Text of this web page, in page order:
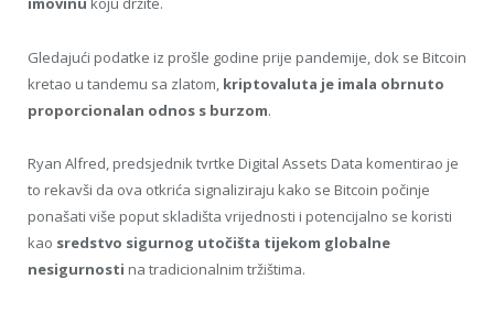
Gledajući podatke iz prošle godine prije pandemije, dok se Bitcoin
kretao u tandemu sa zlatom, kriptovaluta je imala obrnuto
proporcionalan odnos s burzom.
Ryan Alfred, predsjednik tvrtke Digital Assets Data komentirao je
to rekavši da ova otkrića signaliziraju kako se Bitcoin počinje
ponašati više poput skladišta vrijednosti i potencijalno se koristi
kao sredstvo sigurnog utočišta tijekom globalne
nesigurnosti na tradicionalnim tržištima.